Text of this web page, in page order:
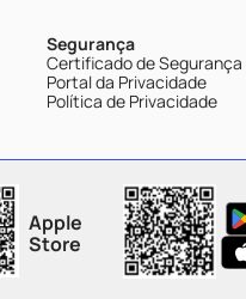
Segurança
Certificado de Segurança
Portal da Privacidade
Política de Privacidade
Apple
Store